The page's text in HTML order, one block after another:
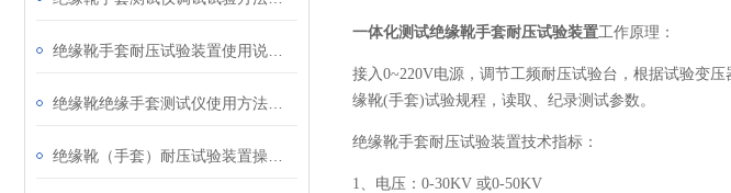
一体化测试绝缘靴手套耐压试验装置工作原理：
接入0~220V电源，调节工频耐压试验台，根据试验变
缘靴(手套)试验规程，读取、纪录测试参数。
绝缘靴手套耐压试验装置技术指标：
1、电压：0-30KV 或0-50KV